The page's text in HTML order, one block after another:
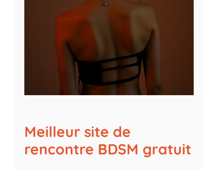
Meilleur site de
rencontre BDSM gratuit